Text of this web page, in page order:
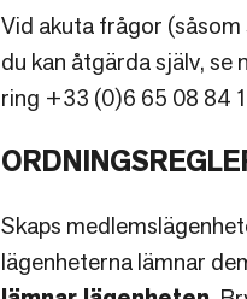
Vid akuta frågor
du kan åtgärda själv, se
ring +33 (0)6 65 08 84
Skaps
lägenheterna lämnar